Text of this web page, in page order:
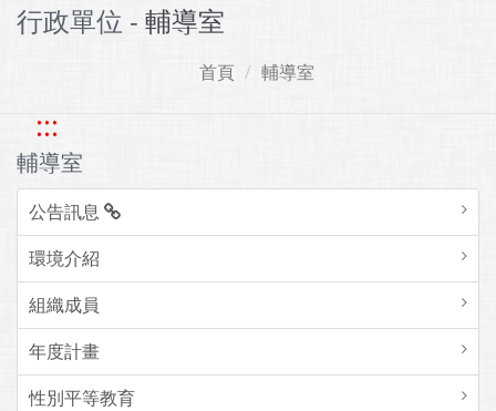
行政單位 - 輔導室
首頁 輔導室
:::
輔導室
公告訊息
環境介紹
組織成員
年度計畫
性別平等教育